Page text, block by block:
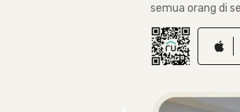
semua orang di